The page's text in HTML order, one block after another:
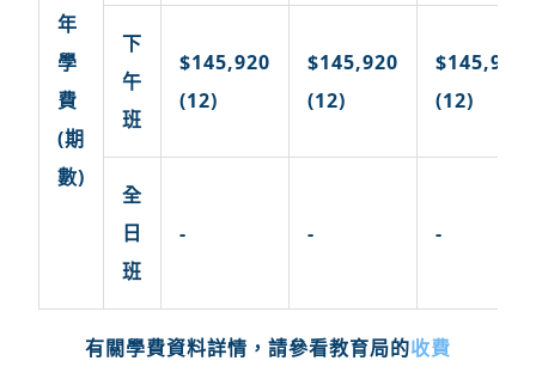
年
學
費
(期
數)
下
午
班
$145,920
(12)
$145,920
(12)
$145,920
(12)
全
日
班
- - -
有關學費資料詳情，請參看教育局的收費